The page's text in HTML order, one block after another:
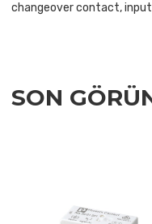
changeover contact, input
SON